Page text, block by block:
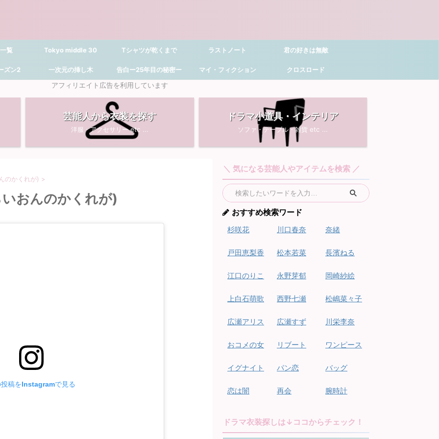
覧 Tokyo middle 30 Tシャツが乾くまで ラストノート 君の好きは無敵
ズン2 一次元の挿し木 告白ー25年目の秘密ー マイ・フィクション
クロスロード
アフィリエイト広告を利用しています
芸能人から衣装を探す
洋服・アクセサリー etc ...
ドラマ小道具・インテリア
ソファ・テーブル・雑貨 etc ...
のかくれが) >
おんのかくれが)
稿をInstagramで見る
＼ 気になる芸能人やアイテムを検索 ／
おすすめ検索ワード
杉咲花
戸田恵梨香
江口のりこ
上白石萌歌
広瀬アリス
おコメの女
イグナイト
恋は闇
川口春奈
松本若菜
永野芽郁
西野七瀬
広瀬すず
リブート
パン恋
再会
奈緒
長濱ねる
岡崎紗絵
松嶋菜々子
川栄李奈
ワンピース
バッグ
腕時計
ドラマ衣装探しは↓ココからチェック！